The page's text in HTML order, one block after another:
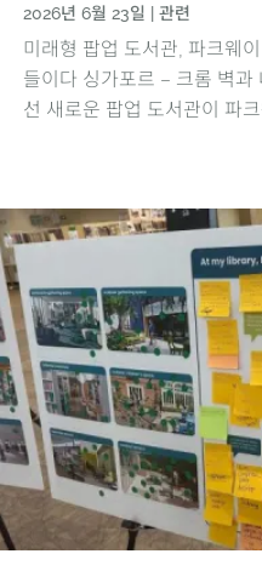
2026년 6월 23일 관련
미래형 팝업 도서관, 파크웨
들이다 싱가포르 – 크롬 벽과
선 새로운 팝업 도서관이 파크